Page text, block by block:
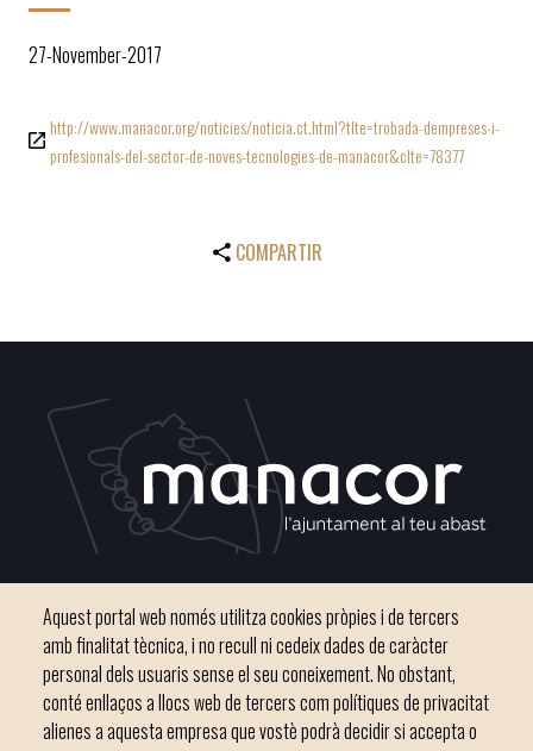
27-November-2017
http://www.manacor.org/noticies/noticia.ct.html?tIte=trobada-dempreses-i-
profesionals-del-sector-de-noves-tecnologies-de-manacor&cIte=78377
COMPARTIR
Phone 971 84 91 00 - CIF: P0703300D
Aquest portal web només utilitza cookies pròpies i de tercers
amb finalitat tècnica, i no recull ni cedeix dades de caràcter
personal dels usuaris sense el seu coneixement. No obstant,
conté enllaços a llocs web de tercers com polítiques de privacitat
alienes a aquesta empresa que vostè podrà decidir si accepta o